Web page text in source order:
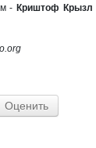
- Криштоф Крызл